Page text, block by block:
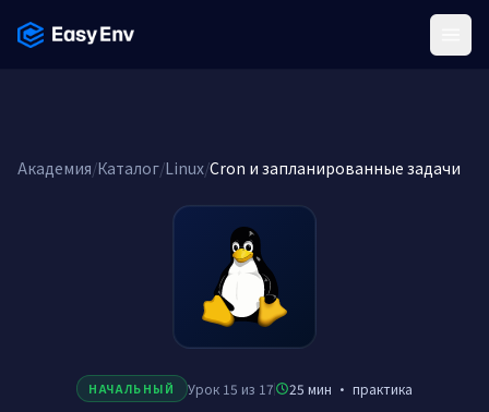
Академия/Каталог/Linux/Cron и запланированные задачи
НАЧАЛЬНЫЙ Урок 15 из 17 25 мин · практика